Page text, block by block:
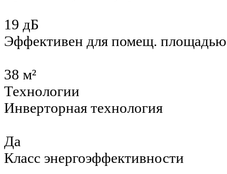
19 дБ
Эффективен для помещ.
38 м²
Технологии
Инверторная технология
Да
Класс энергоэффективности